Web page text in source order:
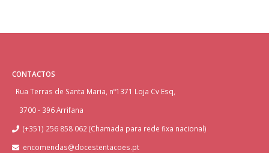
CONTACTOS
Rua Terras de Santa Maria, nº1371 Loja Cv Esq,
3700 - 396 Arrifana
(+351) 256 858 062 (Chamada para rede fixa nacional)
encomendas@docestentacoes.pt